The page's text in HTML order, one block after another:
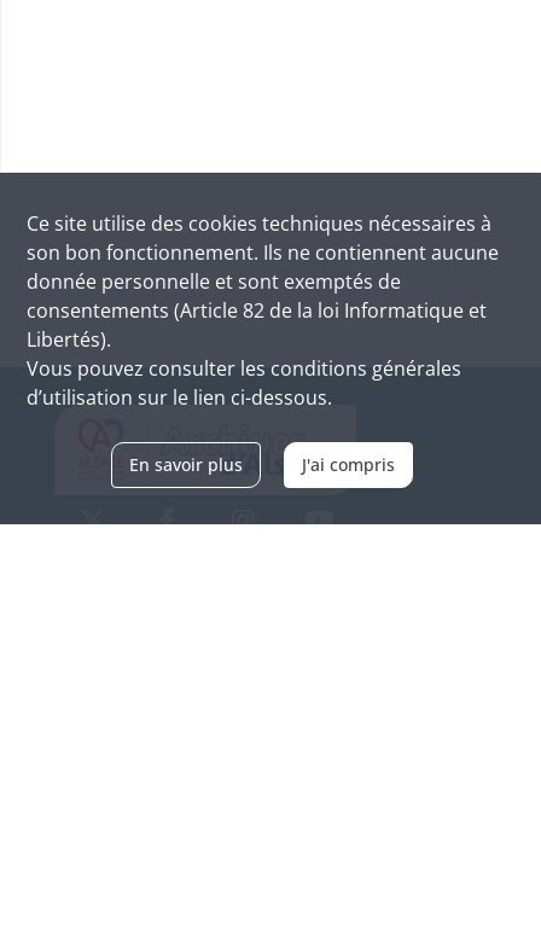
Ce site utilise des cookies techniques nécessaires à
son bon fonctionnement. Ils ne contiennent aucune
donnée personnelle et sont exemptés de
consentements (Article 82 de la loi Informatique et
Libertés).
Vous pouvez consulter les conditions générales
d’utilisation sur le lien ci-dessous.
En savoir plus J'ai compris